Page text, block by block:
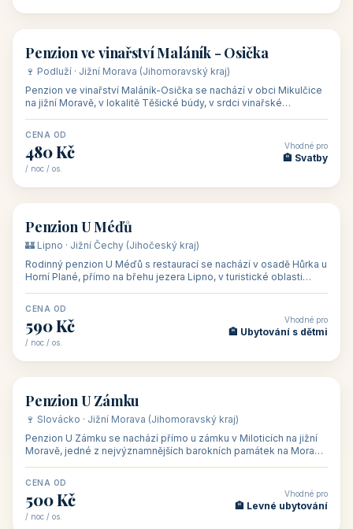
🏡 penzion
Penzion ve vinařství Maláník - Osička
🍷 Podluží · Jižní Morava (Jihomoravský kraj)
Penzion ve vinařství Maláník-Osička se nachází v obci Mikulčice
na jižní Moravě, v lokalitě Těšické búdy, v srdci vinařské
CENA OD
480 Kč
/ noc / os.
Vhodné pro
🏨 Svatby
🏡 penzion
Penzion U Méďů
🏰 Lipno · Jižní Čechy (Jihočeský kraj)
Rodinný penzion U Méďů s restaurací se nachází v osadě Hůrka u
Horní Plané, přímo na břehu jezera Lipno, v turistické oblasti
CENA OD
590 Kč
/ noc / os.
Vhodné pro
🏨 Ubytování s dětmi
🏡 penzion
Penzion U Zámku
🍷 Slovácko · Jižní Morava (Jihomoravský kraj)
Penzion U Zámku se nachází přímo u zámku v Miloticích na jižní
Moravě, jedné z nejvýznamnějších barokních památek na Moravě,
CENA OD
500 Kč
/ noc / os.
Vhodné pro
🏨 Levné ubytování